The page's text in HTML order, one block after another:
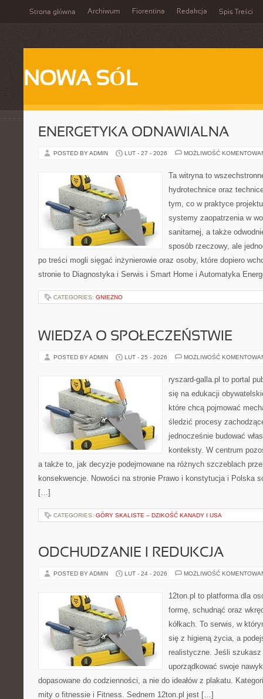
Strona główna Archiwum Fiorentina Redakcja Spis Treści
NOWA SÓL
ENERGETYKA ODNAWIALNA
POSTED BY ADMIN LUT - 27 - 2026 MOŻLIWOŚĆ
Ta witryna to
hydrotechnice oraz
tym, co w praktyce
systemy zaopatrzenia w
sanitarnej, a także
sposób rzeczowy, ale
po treści mogli sięgać inżynierowie oraz osoby, które dopiero
stronie to Diagnostyka i Serwis i Smart Home i Automatyka
CATEGORIES: GNIEZNO
WIEDZA O SPOŁECZEŃSTWIE
POSTED BY ADMIN LUT - 25 - 2026 MOŻLIWOŚĆ
ryszard-galla.pl to portal
się na edukacji
które chcą pojmować
śledzić procesy
jednocześnie budować
konteksty. W centrum
a także to, jak decyzje podejmowane na różnych szczeblach
konsekwencje. Nowości na stronie Prawo i konstytucja i Polska
[…]
CATEGORIES: GÓRY SKALISTE – DZIKOŚĆ KANADY I USA
ODCHUDZANIE I REDUKCJA
POSTED BY ADMIN LUT - 24 - 2026 MOŻLIWOŚĆ
12ton.pl to platforma dla
formę, schudnąć oraz
kółkach. To serwis, w
się z higieną życia, a
realistyczne. Jeśli
uporządkować swoje
dopasowane do codzienności, a nie do ideałów z plakatu.
mity o fitnessie i Fitness. Sednem 12ton.pl jest […]